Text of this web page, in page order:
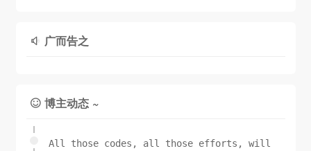
 广而告之
 博主动态 ~
All those codes, all those efforts, will